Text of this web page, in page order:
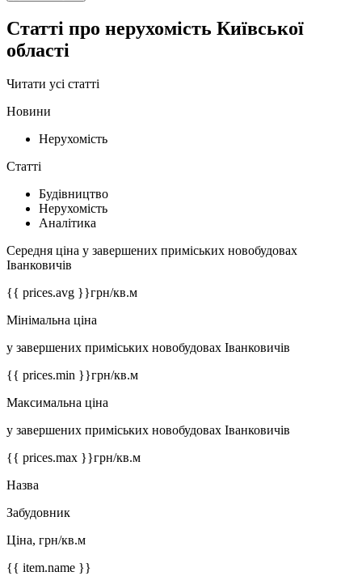
Статті про нерухомість Київської
області
Читати усі статті
Новини
Нерухомість
Статті
Будівництво
Нерухомість
Аналітика
Середня ціна у завершених приміських новобудовах
Іванковичів
{{ prices.avg }}грн/кв.м
Мінімальна ціна
у завершених приміських новобудовах Іванковичів
{{ prices.min }}грн/кв.м
Максимальна ціна
у завершених приміських новобудовах Іванковичів
{{ prices.max }}грн/кв.м
Назва
Забудовник
Ціна, грн/кв.м
{{ item.name }}